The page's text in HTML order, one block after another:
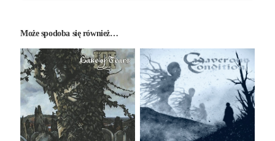
Może spodoba się również…